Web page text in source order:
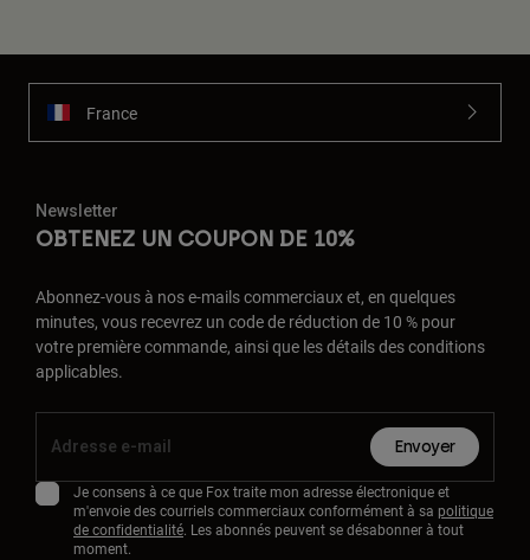
France
Newsletter
OBTENEZ UN COUPON DE 10%
Abonnez-vous à nos e-mails commerciaux et, en quelques
minutes, vous recevrez un code de réduction de 10 % pour
votre première commande, ainsi que les détails des conditions
applicables.
Envoyer
Je consens à ce que Fox traite mon adresse électronique et
m'envoie des courriels commerciaux conformément à sa politique
de confidentialité. Les abonnés peuvent se désabonner à tout
moment.